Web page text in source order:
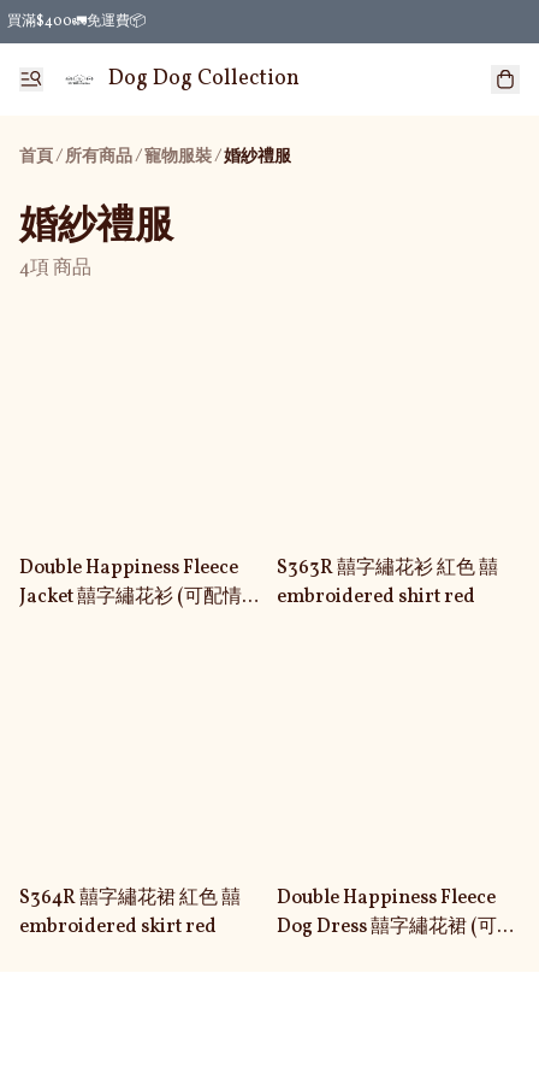
買滿$400🚛免運費📦
Dog Dog Collection
首頁/所有商品/寵物服裝/婚紗禮服
婚紗禮服
4項 商品
Double Happiness Fleece
Jacket 囍字繡花衫 (可配情侶
S363R 囍字繡花衫 紅色 囍
embroidered shirt red
S364R 囍字繡花裙 紅色 囍
embroidered skirt red
Double Happiness Fleece
Dog Dress 囍字繡花裙 (可配